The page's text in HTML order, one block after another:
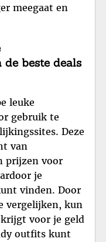
meegaat en
beste deals
leuke
gebruik te
Deze
van
prijzen voor
je
vinden. Door
vergelijken, kun
voor je geld
outfits kunt